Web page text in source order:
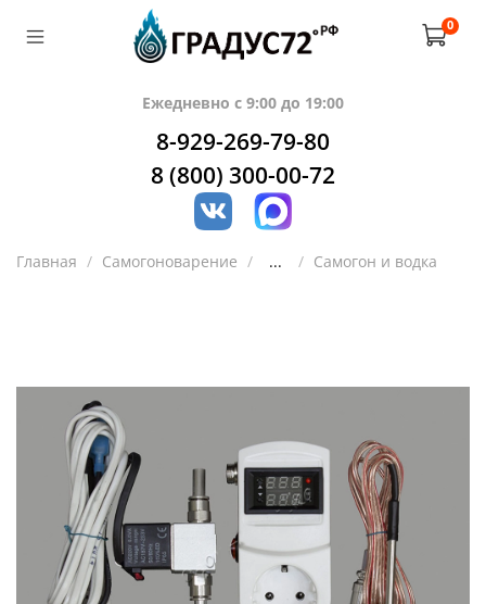
0
Ежедневно с 9:00 до 19:00
8-929-269-79-80
8 (800) 300-00-72
Главная Самогоноварение ... Самогон и водка